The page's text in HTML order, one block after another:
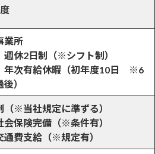
業所
休2日制（※シフト制）
年次有給休暇（初年度10日 ※6
）
（※当社規定に準ずる）
会保険完備（※条件有）
通費支給（※規定有）